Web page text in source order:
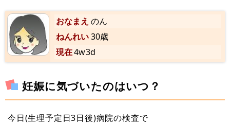
おなまえ のん
ねんれい30歳
現在4w3d
妊娠に気づいたのはいつ？
今日(生理予定日3日後)病院の検査で